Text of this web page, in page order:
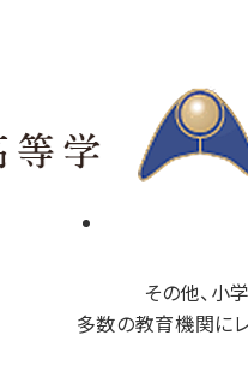
その他、小
多数の教育機関に